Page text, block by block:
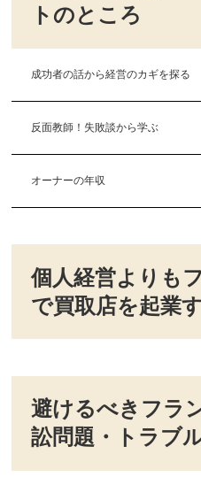
トのところ
成功者の話から経営のカギを探る
反面教師！失敗談から学ぶ
オーナーの年収
個人経営よりも
で買取店を起業
避けるべきフラ
訟問題・トラブ